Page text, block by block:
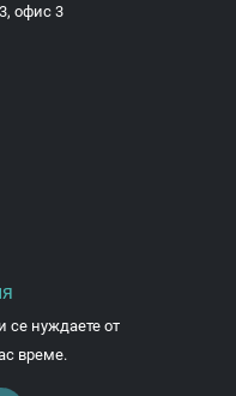
офис 3
се нуждаете от
време.